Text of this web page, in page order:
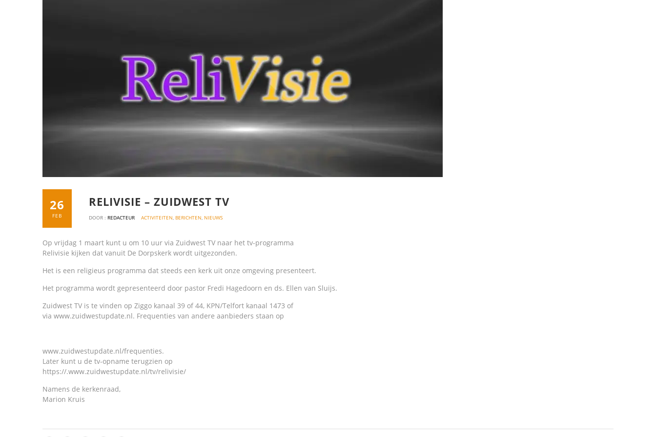
26
FEB
RELIVISIE – ZUIDWEST TV
DOOR : REDACTEUR ACTIVITEITEN BERICHTEN NIEUWS
Op vrijdag 1 maart kunt u om 10 uur via Zuidwest TV naar het tv-programma
Relivisie kijken dat vanuit De Dorpskerk wordt uitgezonden.
Het is een religieus programma dat steeds een kerk uit onze omgeving presenteert.
Het programma wordt gepresenteerd door pastor Fredi Hagedoorn en ds. Ellen van Sluijs.
Zuidwest TV is te vinden op Ziggo kanaal 39 of 44, KPN/Telfort kanaal 1473 of
via www.zuidwestupdate.nl. Frequenties van andere aanbieders staan op
www.zuidwestupdate.nl/frequenties.
Later kunt u de tv-opname terugzien op
https://.www.zuidwestupdate.nl/tv/relivisie/
Namens de kerkenraad,
Marion Kruis